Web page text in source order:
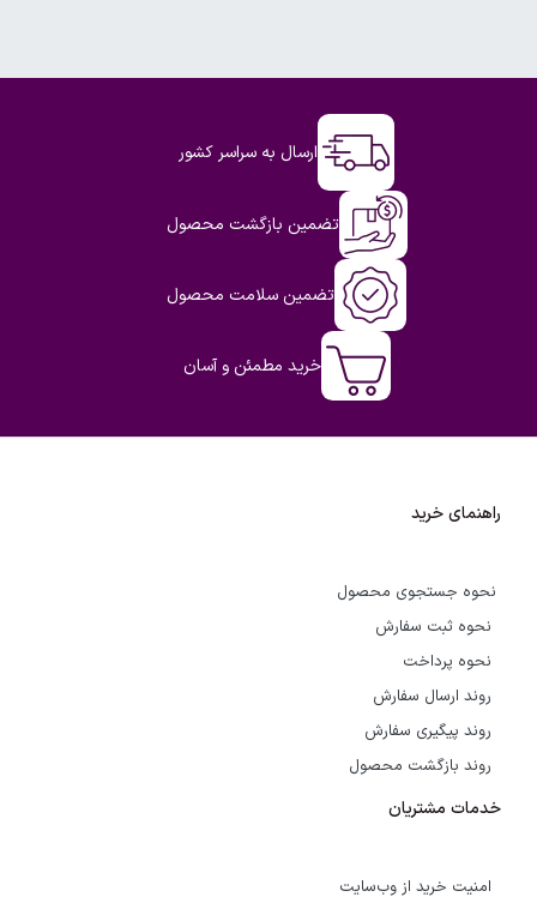
ارسال به سراسر کشور
تضمین بازگشت محصول
تضمین سلامت محصول
خرید مطمئن و آسان
راهنمای خرید
نحوه جستجوی محصول
نحوه ثبت سفارش
نحوه پرداخت
روند ارسال سفارش
روند پیگیری سفارش
روند بازگشت محصول
خدمات مشتریان
امنیت خرید از وب‌سایت